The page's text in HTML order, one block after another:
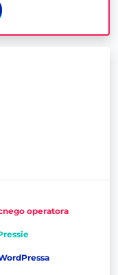
operatora